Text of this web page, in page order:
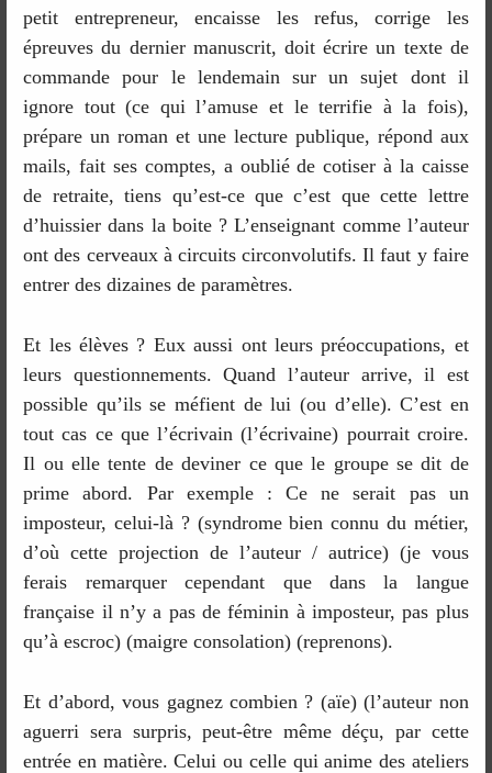
petit entrepreneur, encaisse les refus, corrige les
épreuves du dernier manuscrit, doit écrire un texte de
commande pour le lendemain sur un sujet dont il
ignore tout (ce qui l’amuse et le terrifie à la fois),
prépare un roman et une lecture publique, répond aux
mails, fait ses comptes, a oublié de cotiser à la caisse
de retraite, tiens qu’est-ce que c’est que cette lettre
d’huissier dans la boite ? L’enseignant comme l’auteur
ont des cerveaux à circuits circonvolutifs. Il faut y faire
entrer des dizaines de paramètres.
Et les élèves ? Eux aussi ont leurs préoccupations, et
leurs questionnements. Quand l’auteur arrive, il est
possible qu’ils se méfient de lui (ou d’elle). C’est en
tout cas ce que l’écrivain (l’écrivaine) pourrait croire.
Il ou elle tente de deviner ce que le groupe se dit de
prime abord. Par exemple : Ce ne serait pas un
imposteur, celui-là ? (syndrome bien connu du métier,
d’où cette projection de l’auteur / autrice) (je vous
ferais remarquer cependant que dans la langue
française il n’y a pas de féminin à imposteur, pas plus
qu’à escroc) (maigre consolation) (reprenons).
Et d’abord, vous gagnez combien ? (aïe) (l’auteur non
aguerri sera surpris, peut-être même déçu, par cette
entrée en matière. Celui ou celle qui anime des ateliers